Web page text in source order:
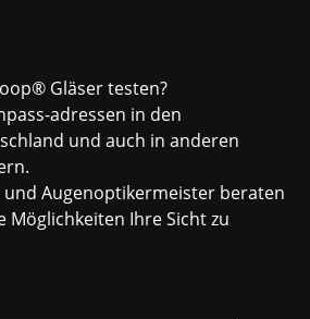
Gläser testen?
adressen in den
und auch in anderen
und Augenoptikermeister beraten
Möglichkeiten Ihre Sicht zu